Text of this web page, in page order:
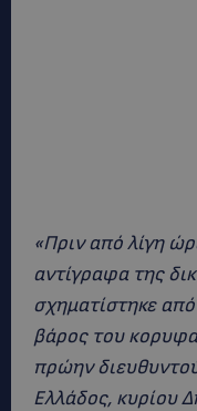
«Πριν από λίγη
αντίγραφα της
σχηματίστηκε
βάρος του
πρώην
Ελλάδος, κυρίου